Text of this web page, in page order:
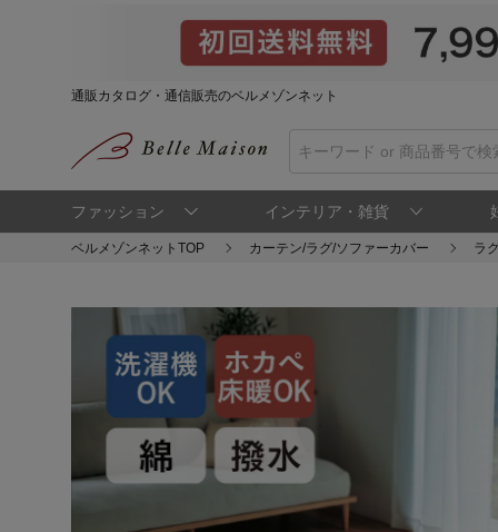
通販カタログ・通信販売のベルメゾンネット
ファッション インテリア・雑貨
ベルメゾンネットTOP カーテン/ラグ/ソファーカバー ラ